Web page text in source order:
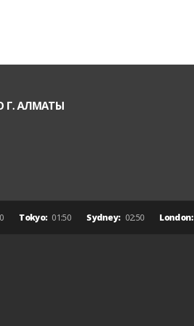
Г. АЛМАТЫ
Tokyo: 01:50 Sydney: 02:50 London: